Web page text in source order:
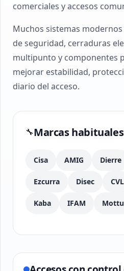
comerciales y accesos
Muchos sistemas
de seguridad, cerraduras
multipunto y componentes
mejorar estabilidad,
diario del acceso.
🔧Marcas habituales
Cisa AMIG Dierre
Ezcurra Disec CVL
Kaba IFAM